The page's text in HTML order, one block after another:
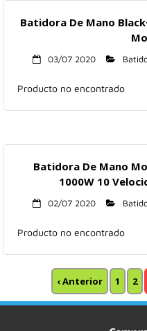
Batidora De Mano
03/07 2020
Producto no encontrado
Batidora De Mano
1000W 10
02/07 2020
Producto no encontrado
‹ Anterior 1 2